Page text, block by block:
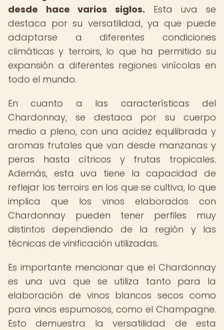
desde hace varios siglos. Esta uva se
destaca por su versatilidad, ya que puede
adaptarse a diferentes condiciones
climáticas y terroirs, lo que ha permitido su
expansión a diferentes regiones vinícolas en
todo el mundo.
En cuanto a las características del
Chardonnay, se destaca por su cuerpo
medio a pleno, con una acidez equilibrada y
aromas frutales que van desde manzanas y
peras hasta cítricos y frutas tropicales.
Además, esta uva tiene la capacidad de
reflejar los terroirs en los que se cultiva, lo que
implica que los vinos elaborados con
Chardonnay pueden tener perfiles muy
distintos dependiendo de la región y las
técnicas de vinificación utilizadas.
Es importante mencionar que el Chardonnay
es una uva que se utiliza tanto para la
elaboración de vinos blancos secos como
para vinos espumosos, como el Champagne.
Esto demuestra la versatilidad de esta